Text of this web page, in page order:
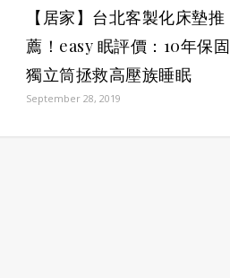
【居家】台北客製化床墊推
薦！easy 眠評價：10年保固
獨立筒拯救高壓族睡眠
September 28, 2019